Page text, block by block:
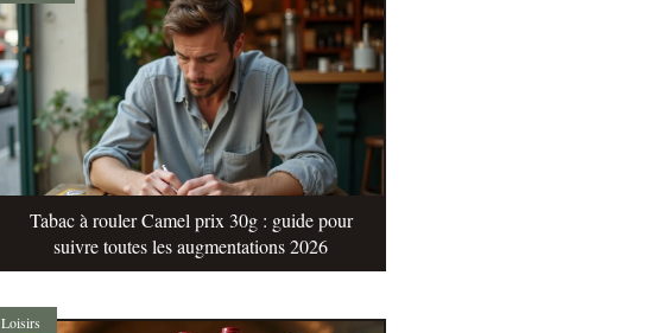
Tabac à rouler Camel prix 30g : guide pour
suivre toutes les augmentations 2026
Loisirs